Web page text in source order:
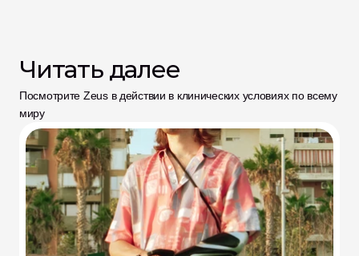
Читать далее
Посмотрите Zeus в действии в клинических условиях по всему
миру